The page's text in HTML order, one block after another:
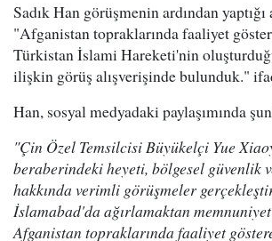
Sadık Han görüşmenin ardından yaptığı
"Afganistan topraklarında faaliyet
Türkistan İslami Hareketi'nin
ilişkin görüş alışverişinde bulunduk."
Han, sosyal medyadaki paylaşımında
"Çin Özel Temsilcisi Büyükelçi Yue
beraberindeki heyeti, bölgesel güvenlik
hakkında verimli görüşmeler
İslamabad'da ağırlamaktan
Afganistan topraklarında faaliyet